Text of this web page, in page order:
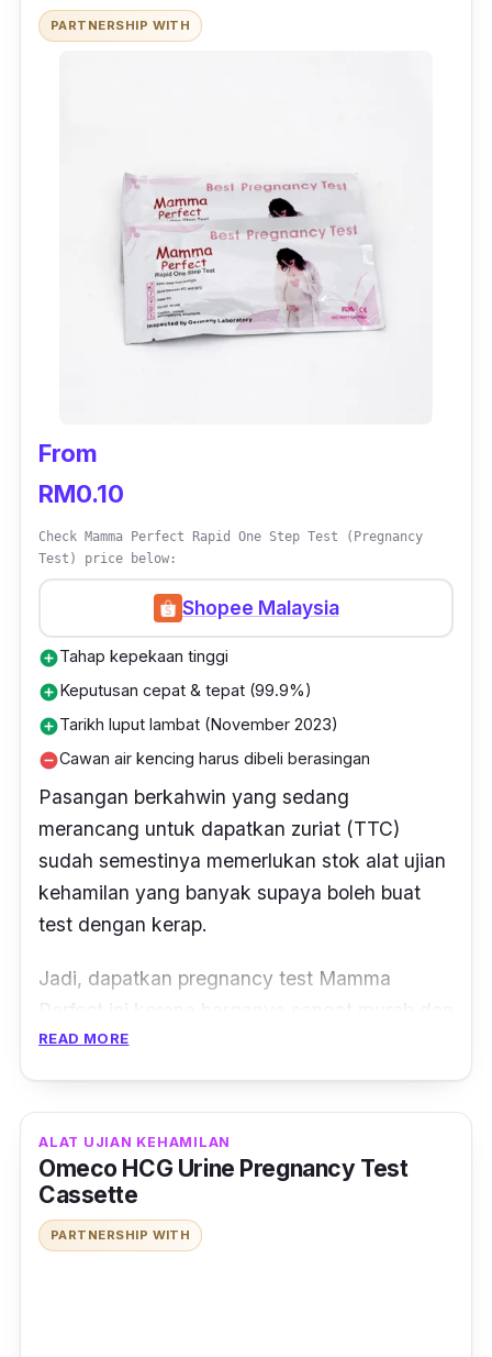
PARTNERSHIP WITH
From
RM0.10
Check Mamma Perfect Rapid One Step Test (Pregnancy
Test) price below:
Shopee Malaysia
add_circleTahap kepekaan tinggi
add_circleKeputusan cepat & tepat (99.9%)
add_circleTarikh luput lambat (November 2023)
remove_circleCawan air kencing harus dibeli berasingan
Pasangan berkahwin yang sedang
merancang untuk dapatkan zuriat (TTC)
sudah semestinya memerlukan stok alat ujian
kehamilan yang banyak supaya boleh buat
test dengan kerap.
Jadi, dapatkan pregnancy test Mamma
Perfect ini kerana harganya sangat murah dan
terdapat 2 pilihan untuk anda iaitu Type A dan
dicelup terus ke dalam cawan air kencing
(jenisstrip) atau yang menggunakan penitis.
Pilih sahaja yang terbaik dan mudah untuk
READ MORE
ALAT UJIAN KEHAMILAN
Omeco HCG Urine Pregnancy Test
Cassette
PARTNERSHIP WITH